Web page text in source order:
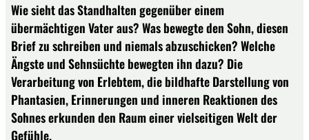
Wie sieht das Standhalten gegenüber einem
übermächtigen Vater aus? Was bewegte den Sohn, diesen
Brief zu schreiben und niemals abzuschicken? Welche
Ängste und Sehnsüchte bewegten ihn dazu? Die
Verarbeitung von Erlebtem, die bildhafte Darstellung von
Phantasien, Erinnerungen und inneren Reaktionen des
Sohnes erkunden den Raum einer vielseitigen Welt der
Gefühle.